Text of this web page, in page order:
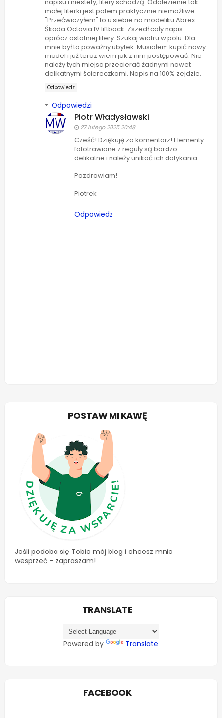
napisu i niestety, litery schodzą. Odalezienie tak
małej literki jest potem praktycznie niemożliwe.
"Przećwiczyłem" to u siebie na modeliku Abrex
Škoda Octavia IV liftback. Zszedł cały napis
oprócz ostatniej litery. Szukaj wiatru w polu. Dla
mnie był to poważny ubytek. Musiałem kupić nowy
model i już teraz wiem jak.z nim postępować. Nie
należy tych miejsc przecierać żadnymi nawet
delikatnymi ściereczkami. Napis na 100% zejdzie.
Odpowiedz
Odpowiedzi
Piotr Władysławski
27 lutego 2025 20:48
Cześć! Dziękuję za komentarz! Elementy
fototrawione z reguły są bardzo
delikatne i należy unikać ich dotykania.
Pozdrawiam!
Piotrek
Odpowiedz
POSTAW MI KAWĘ
Jeśli podoba się Tobie mój blog i chcesz mnie
wesprzeć - zapraszam!
TRANSLATE
Powered by Translate
FACEBOOK